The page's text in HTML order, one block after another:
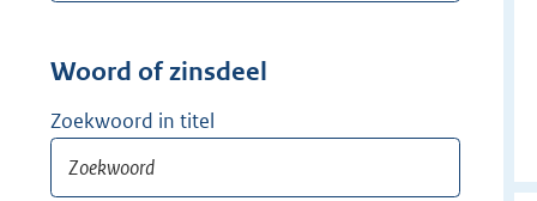
Woord of zinsdeel
Zoekwoord in titel